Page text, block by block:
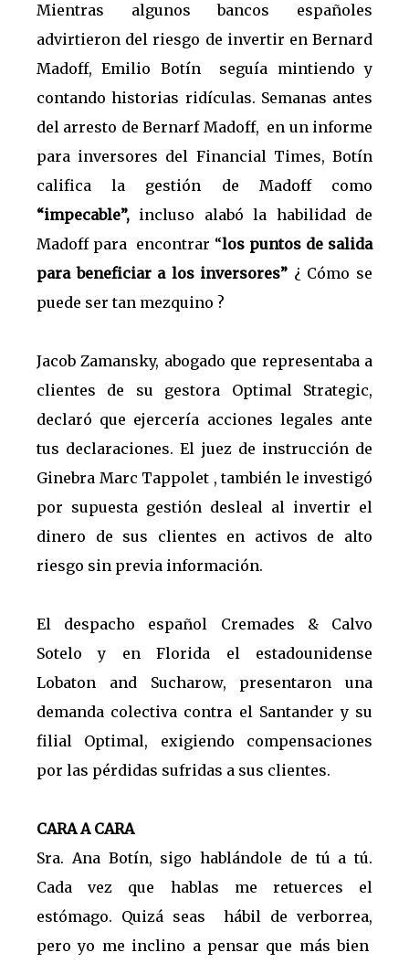
Mientras algunos bancos españoles
advirtieron del riesgo de invertir en Bernard
Madoff, Emilio Botín seguía mintiendo y
contando historias ridículas. Semanas antes
del arresto de Bernarf Madoff, en un informe
para inversores del Financial Times, Botín
califica la gestión de Madoff como
“impecable”, incluso alabó la habilidad de
Madoff para encontrar “los puntos de salida
para beneficiar a los inversores” ¿ Cómo se
puede ser tan mezquino ?
Jacob Zamansky, abogado que representaba a
clientes de su gestora Optimal Strategic,
declaró que ejercería acciones legales ante
tus declaraciones. El juez de instrucción de
Ginebra Marc Tappolet , también le investigó
por supuesta gestión desleal al invertir el
dinero de sus clientes en activos de alto
riesgo sin previa información.
El despacho español Cremades & Calvo
Sotelo y en Florida el estadounidense
Lobaton and Sucharow, presentaron una
demanda colectiva contra el Santander y su
filial Optimal, exigiendo compensaciones
por las pérdidas sufridas a sus clientes.
CARA A CARA
Sra. Ana Botín, sigo hablándole de tú a tú.
Cada vez que hablas me retuerces el
estómago. Quizá seas hábil de verborrea,
pero yo me inclino a pensar que más bien